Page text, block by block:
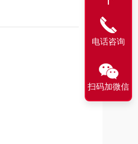
电话咨询
扫码加微信